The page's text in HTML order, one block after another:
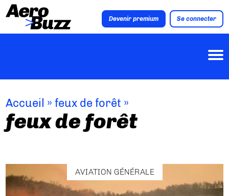
Devenir premium Se connecter
Accueil » feux de forêt »
feux de forêt
AVIATION GÉNÉRALE